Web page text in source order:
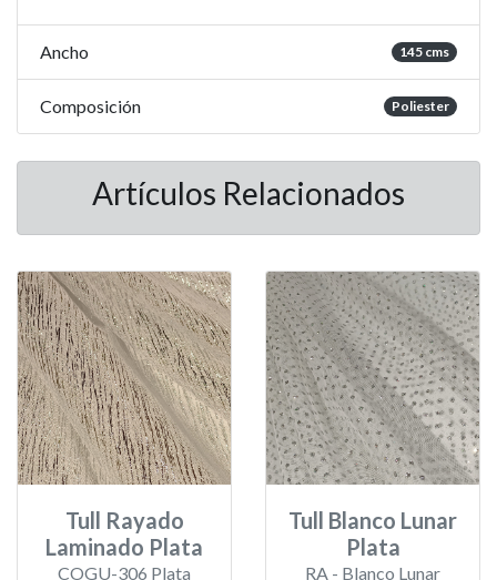
Ancho 145 cms
Composición Poliester
Artículos Relacionados
Tull Rayado
Laminado Plata
COGU-306 Plata
Tull Blanco Lunar
Plata
RA - Blanco Lunar